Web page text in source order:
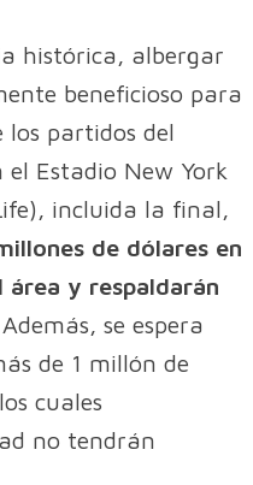
histórica, albergar
beneficioso para
los partidos del
Estadio New York
incluida la final,
de dólares en
y respaldarán
se espera
de 1 millón de
cuales
no tendrán